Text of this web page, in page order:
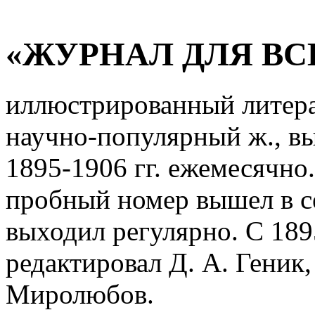
«ЖУРНАЛ ДЛЯ
иллюстрированный
научно-популярный ж.,
1895-1906 гг.
пробный номер вышел в
выходил регулярно. С
редактировал Д. А.
Миролюбов.